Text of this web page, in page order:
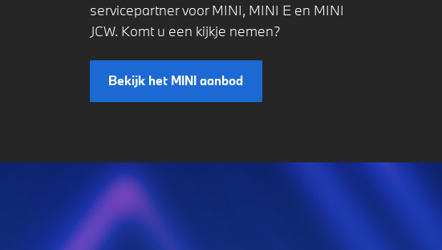
servicepartner voor MINI, MINI E en MINI
JCW. Komt u een kijkje nemen?
Bekijk het MINI aanbod